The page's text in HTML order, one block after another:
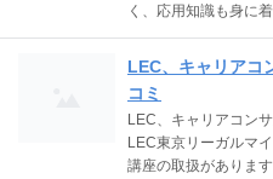
く、応用知識も身に
LEC、キャリアコ
コミ
LEC、キャリアコン
LEC東京リーガルマ
講座の取扱がありま